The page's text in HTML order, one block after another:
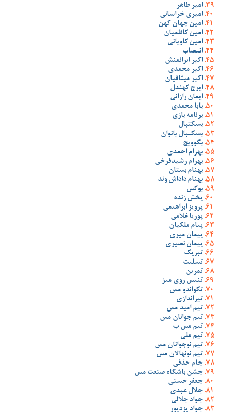
امیر طاهر
امیری خراسانی
امین جهان کهن
امین کاظمیان
امین کاویانی
انتصاب
اکبر ایرانمنش
اکبر محمدی
اکبر میثاقیان
ایرج کهندل
ایمان رازانی
بابا محمدی
برنامه بازی
بسکتبال
بسکتبال بانوان
بگوویچ
بهرام احمدی
بهرام رشیدفرخی
بهنام بستان
بهنام داداش وند
بوکس
پخش زنده
پرویز ابراهیمی
پوریا غلامی
پیام ملکیان
پیمان میری
پیمان نصیری
تبریک
تسلیت
تمرین
تنیس روی میز
تکواندو مس
تیراندازی
تیم امید مس
تیم جوانان مس
تیم مس ب
تیم ملی
تیم نوجوانان مس
تیم نونهالان مس
جام حذفی
جشن باشگاه صنعت مس
جعفر حسنی
جلال عبدی
جواد جلالی
جواد یزدپور